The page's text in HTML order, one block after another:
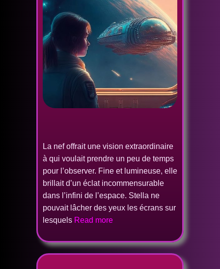
La nef offrait une vision extraordinaire
à qui voulait prendre un peu de temps
pour l’observer. Fine et lumineuse, elle
brillait d’un éclat incommensurable
dans l’infini de l’espace. Stella ne
pouvait lâcher des yeux les écrans sur
lesquels Read more